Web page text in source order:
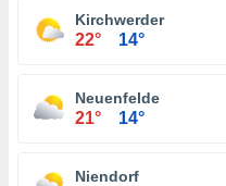
Kirchwerder
22° 14°
Neuenfelde
21° 14°
Niendorf